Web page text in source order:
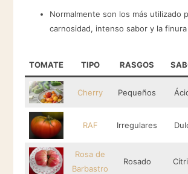
Normalmente son los más utilizado
carnosidad, intenso sabor y la
TOMATE TIPO RASGOS
Cherry Pequeños
RAF Irregulares
Rosa de
Barbastro
Rosado